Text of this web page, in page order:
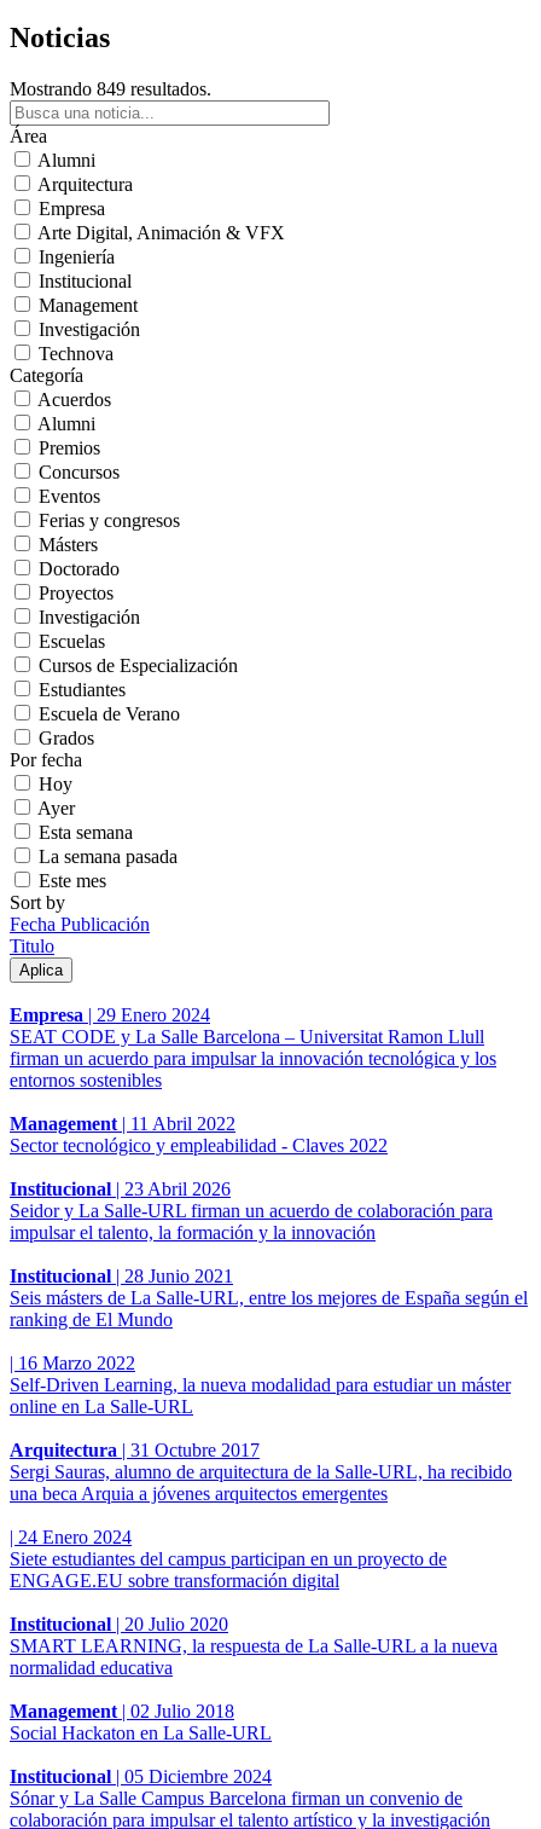
Noticias
Mostrando 849 resultados.
Área
Alumni
Arquitectura
Empresa
Arte Digital, Animación & VFX
Ingeniería
Institucional
Management
Investigación
Technova
Categoría
Acuerdos
Alumni
Premios
Concursos
Eventos
Ferias y congresos
Másters
Doctorado
Proyectos
Investigación
Escuelas
Cursos de Especialización
Estudiantes
Escuela de Verano
Grados
Por fecha
Hoy
Ayer
Esta semana
La semana pasada
Este mes
Sort by
Fecha Publicación
Titulo
Empresa | 29 Enero 2024
SEAT CODE y La Salle Barcelona – Universitat Ramon Llull
firman un acuerdo para impulsar la innovación tecnológica y los
entornos sostenibles
Management | 11 Abril 2022
Sector tecnológico y empleabilidad - Claves 2022
Institucional | 23 Abril 2026
Seidor y La Salle-URL firman un acuerdo de colaboración para
impulsar el talento, la formación y la innovación
Institucional | 28 Junio 2021
Seis másters de La Salle-URL, entre los mejores de España según el
ranking de El Mundo
| 16 Marzo 2022
Self-Driven Learning, la nueva modalidad para estudiar un máster
online en La Salle-URL
Arquitectura | 31 Octubre 2017
Sergi Sauras, alumno de arquitectura de la Salle-URL, ha recibido
una beca Arquia a jóvenes arquitectos emergentes
| 24 Enero 2024
Siete estudiantes del campus participan en un proyecto de
ENGAGE.EU sobre transformación digital
Institucional | 20 Julio 2020
SMART LEARNING, la respuesta de La Salle-URL a la nueva
normalidad educativa
Management | 02 Julio 2018
Social Hackaton en La Salle-URL
Institucional | 05 Diciembre 2024
Sónar y La Salle Campus Barcelona firman un convenio de
colaboración para impulsar el talento artístico y la investigación